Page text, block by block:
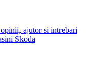
ajutor si intrebari
Skoda